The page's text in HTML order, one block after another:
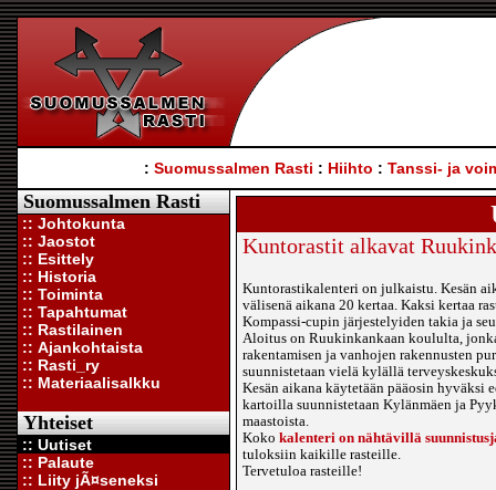
: Suomussalmen Rasti : Hiihto : Tanssi- ja
Suomussalmen Rasti
:: Johtokunta
:: Jaostot
:: Esittely
:: Historia
:: Toiminta
:: Tapahtumat
:: Rastilainen
:: Ajankohtaista
:: Rasti_ry
:: Materiaalisalkku
Yhteiset
:: Uutiset
:: Palaute
:: Liity jÃ¤seneksi
Kuntorastit alkavat
Kuntorastikalenteri on julkaistu. Kesän
välisenä aikana 20 kertaa. Kaksi kertaa
Kompassi-cupin järjestelyiden takia ja
Aloitus on Ruukinkankaan koululta,
rakentamisen ja vanhojen rakennusten
suunnistetaan vielä kylällä
Kesän aikana käytetään pääosin
kartoilla suunnistetaan Kylänmäen ja
maastoista.
Koko kalenteri on nähtävillä
tuloksiin kaikille rasteille.
Tervetuloa rasteille!